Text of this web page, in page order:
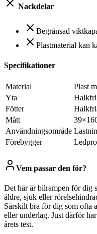
Nackdelar
Begränsad
Plastmaterial kan
Specifikationer
Material
Plast
Yta
Halkfri
Fötter
Mått
Användningsområde
Förebygger
Vem passar den för?
Det här är bilrampen för dig
äldre, sjuk eller
Särskilt bra för dig som ofta
eller underlag. Just därför
årets test.